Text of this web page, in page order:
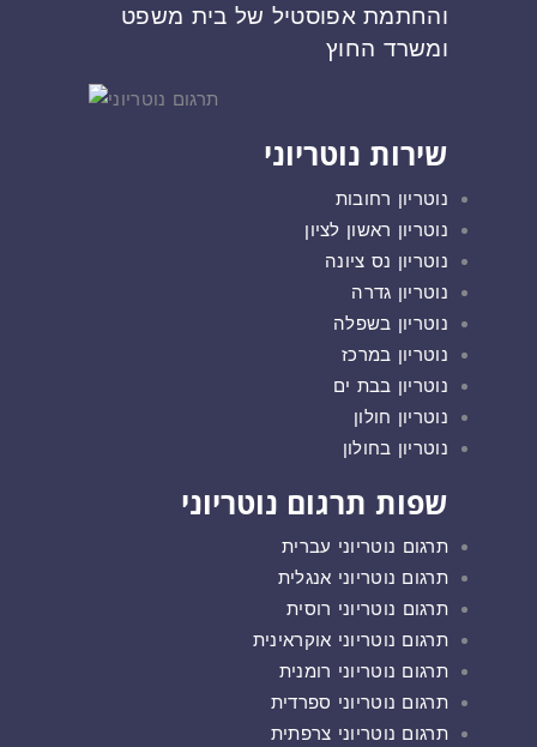
והחתמת אפוסטיל של בית משפט
ומשרד החוץ
שירות נוטריוני
נוטריון רחובות
נוטריון ראשון לציון
נוטריון נס ציונה
נוטריון גדרה
נוטריון בשפלה
נוטריון במרכז
נוטריון בבת ים
נוטריון חולון
נוטריון בחולון
שפות תרגום נוטריוני
תרגום נוטריוני עברית
תרגום נוטריוני אנגלית
תרגום נוטריוני רוסית
תרגום נוטריוני אוקראינית
תרגום נוטריוני רומנית
תרגום נוטריוני ספרדית
תרגום נוטריוני צרפתית